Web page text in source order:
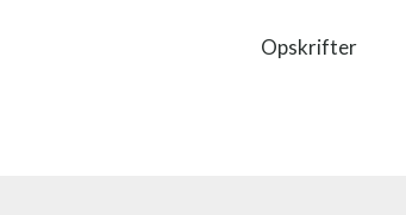
Opskrifter